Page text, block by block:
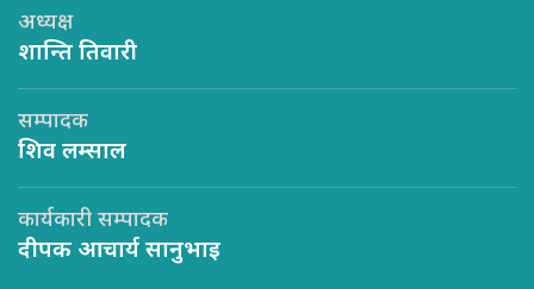
अध्यक्ष
शान्ति तिवारी
सम्पादक
शिव लम्साल
कार्यकारी सम्पादक
दीपक आचार्य सानुभाइ